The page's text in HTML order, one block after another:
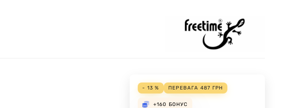
- 13 % ПЕРЕВАГА 487 ГРН
+160 БОНУС